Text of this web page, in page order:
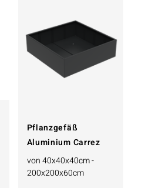
Pflanzgefäß
Aluminium Carrez
von 40x40x40cm -
200x200x60cm